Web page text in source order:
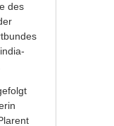
des